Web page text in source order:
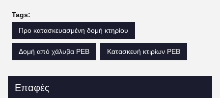
Tags:
Προ κατασκευασμένη δομή κτηρίου
Δομή από χάλυβα PEB Κατασκευή κτιρίων PEB
Επαφές